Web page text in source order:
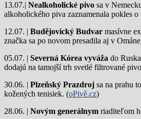
13.07.| Nealkoholické pivo sa v
alkoholického piva zaznamenala pokles o
12.07. | Budějovický Budvar masívne
značka sa po novom presadila aj v
05.07. | Severná Kórea vyváža do
dodajú na tamojší trh svetlé filtrované
30.06. | Plzeňský Prazdroj sa na prahu
kožených tenisiek. (oPivě.cz)
28.06. | Novým generálnym riaditeľom